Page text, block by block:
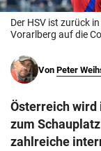
Der HSV ist zurück
Vorarlberg auf die
Von Peter
Österreich wird
zum
zahlreiche